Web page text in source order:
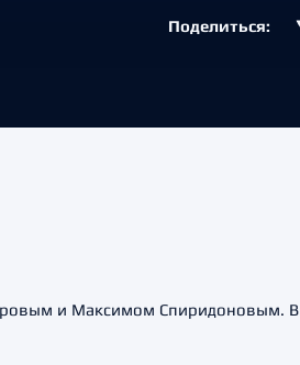
Поделиться:
и Максимом Спиридоновым. В